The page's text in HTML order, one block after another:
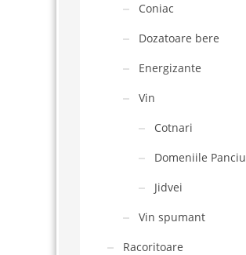
Coniac
Dozatoare bere
Energizante
Vin
Cotnari
Domeniile Panciu
Jidvei
Vin spumant
Racoritoare